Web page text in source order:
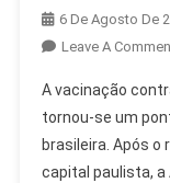
6 De Agosto De
Leave A
A vacinação
tornou-se um
brasileira. Após o
capital paulista, a